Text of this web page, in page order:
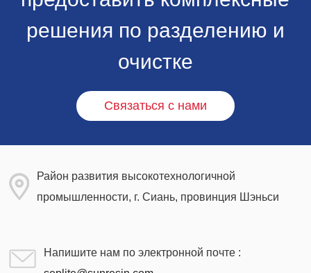
решения по разделению и
очистке
Связаться с нами
Район развития высокотехнологичной
промышленности, г. Сиань, провинция Шэньси
Напишите нам по электронной почте :